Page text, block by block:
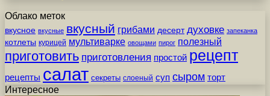
Облако меток
вкусное вкусные вкусный грибами десерт духовке запеканка
котлеты курицей мультиварке овощами пирог полезный
приготовить приготовления простой рецепт
рецепты салат секреты слоеный суп сыром торт
Интересное